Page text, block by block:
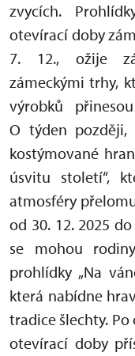
zvycích.
otevírací doby
7. 12., ožije
zámeckými trhy,
výrobků
O týden později,
kostýmované
úsvitu století“,
atmosféry
od 30. 12. 2025
se mohou
prohlídky „Na
která nabídne
tradice šlechty.
otevírací doby